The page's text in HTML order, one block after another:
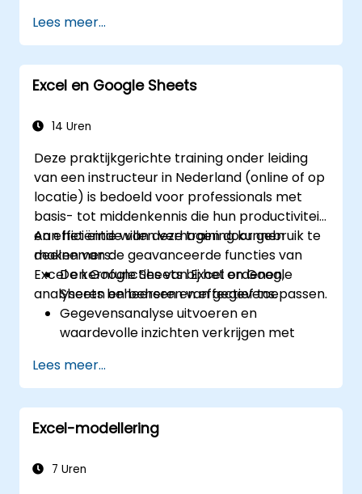
opmaak bij data-analyse.
Pivot-tables en grafieken creëren en
beheren om gegevens visueel weer te
geven.
Power Pivot inzetten bij
Taakautomatisering met behulp van
macros en VBA voor een efficiëntere
workflow.
Lees meer...
Excel en Google Sheets
14 Uren
Deze praktijkgerichte training onder leiding
van een instructeur in Nederland (online of op
locatie) is bedoeld voor professionals met
basis- tot middenkennis die hun productiviteit
en efficiëntie willen verhogen door gebruik te
maken van de geavanceerde functies van
Excel en Google Sheets bij het ordenen,
analyseren en beheren van gegevens.
Aan het einde van deze training kunnen
deelnemers:
De kernfuncties van Excel en Google
Sheets beheersen en effectief toepassen.
Gegevensanalyse uitvoeren en
waardevolle inzichten verkrijgen met
spreadsheets.
In real-time samenwerken via Google
Sheets voor naadloze
teamwerkzaamheden.
rapportage, voortgangsmonitoring en
Lees meer...
Excel-modellering
7 Uren